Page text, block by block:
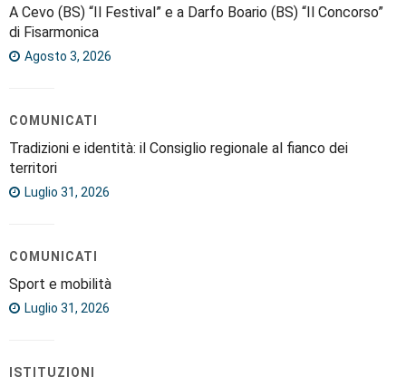
A Cevo (BS) “Il Festival” e a Darfo Boario (BS) “Il Concorso”
di Fisarmonica
Agosto 3, 2026
COMUNICATI
Tradizioni e identità: il Consiglio regionale al fianco dei
territori
Luglio 31, 2026
COMUNICATI
Sport e mobilità
Luglio 31, 2026
ISTITUZIONI